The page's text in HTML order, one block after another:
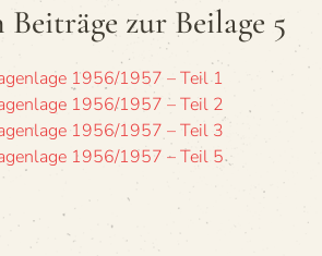
zur Bei­lage 5
1956/1957 – Teil 1
1956/1957 – Teil 2
1956/1957 – Teil 3
1956/1957 – Teil 5